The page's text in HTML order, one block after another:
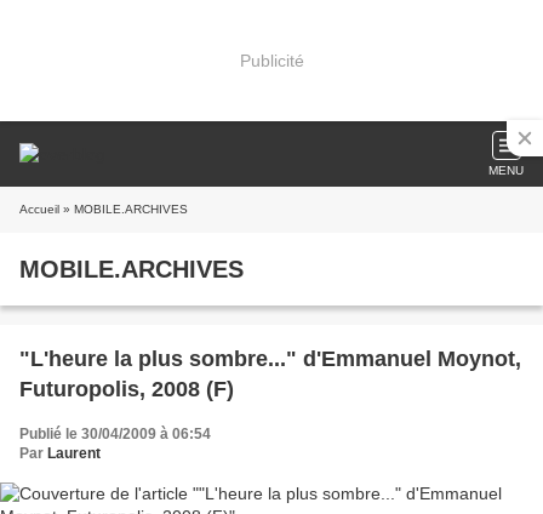
Publicité
MENU
Accueil » MOBILE.ARCHIVES
MOBILE.ARCHIVES
"L'heure la plus sombre..." d'Emmanuel Moynot,
Futuropolis, 2008 (F)
Publié le 30/04/2009 à 06:54
Par Laurent